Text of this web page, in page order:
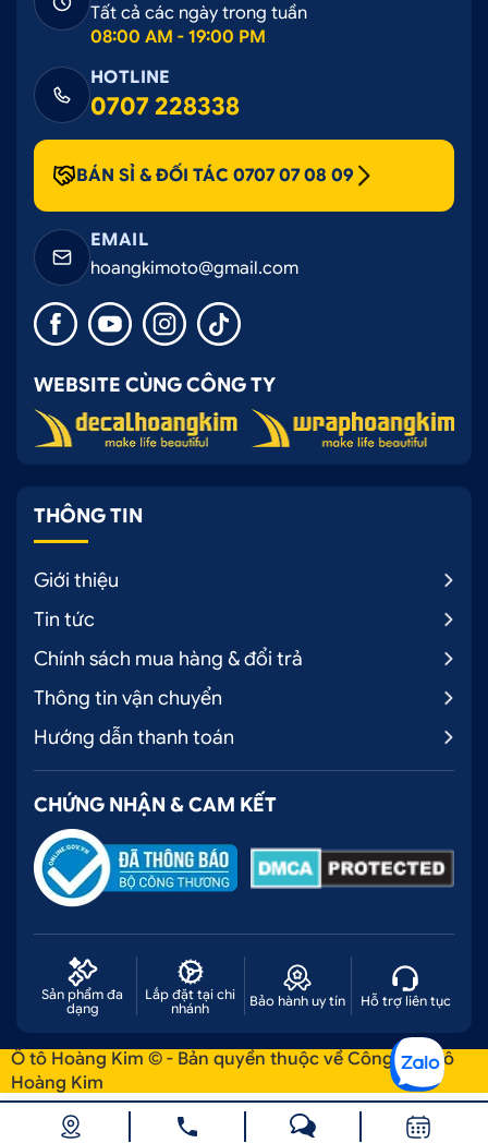
Tất cả các ngày trong tuần
08:00 AM - 19:00 PM
HOTLINE
0707 228338
BÁN SỈ & ĐỐI TÁC 0707 07 08 09
EMAIL
hoangkimoto@gmail.com
WEBSITE CÙNG CÔNG TY
THÔNG TIN
Giới thiệu
Tin tức
Chính sách mua hàng & đổi trả
Thông tin vận chuyển
Hướng dẫn thanh toán
CHỨNG NHẬN & CAM KẾT
Sản phẩm đa
dạng
Lắp đặt tại chi
nhánh
Bảo hành uy tín Hỗ trợ liên tục
Ô tô Hoàng Kim © - Bản quyền thuộc về Công ty Ô tô
Hoàng Kim